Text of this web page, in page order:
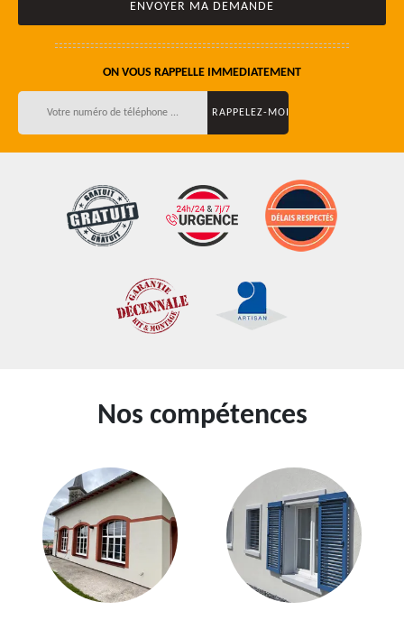
ON VOUS RAPPELLE IMMEDIATEMENT
Nos compétences